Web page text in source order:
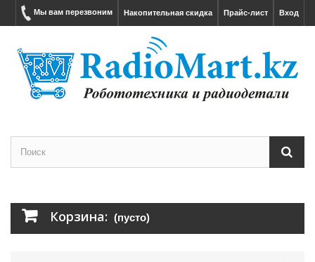
Вход
Прайс-лист
Накопительная скидка
Мы вам перезвоним
Корзина: (пусто)